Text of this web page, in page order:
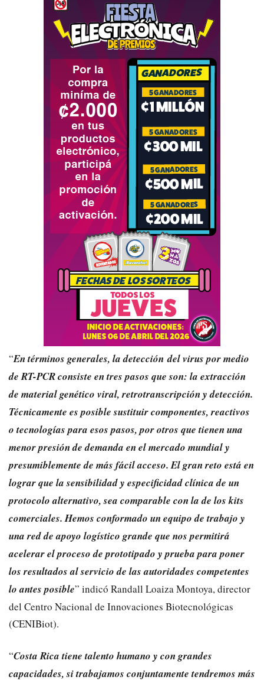
“En términos generales, la detección del virus por medio
de RT-PCR consiste en tres pasos que son: la extracción
de material genético viral, retrotranscripción y detección.
Técnicamente es posible sustituir componentes, reactivos
o tecnologías para esos pasos, por otros que tienen una
menor presión de demanda en el mercado mundial y
presumiblemente de más fácil acceso. El gran reto está en
lograr que la sensibilidad y especificidad clínica de un
protocolo alternativo, sea comparable con la de los kits
comerciales. Hemos conformado un equipo de trabajo y
una red de apoyo logístico grande que nos permitirá
acelerar el proceso de prototipado y prueba para poner
los resultados al servicio de las autoridades competentes
lo antes posible” indicó Randall Loaiza Montoya, director
del Centro Nacional de Innovaciones Biotecnológicas
(CENIBiot).
“Costa Rica tiene talento humano y con grandes
capacidades, si trabajamos conjuntamente tendremos más